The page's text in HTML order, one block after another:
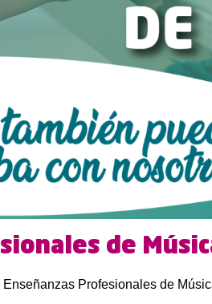
de
Profesionales de